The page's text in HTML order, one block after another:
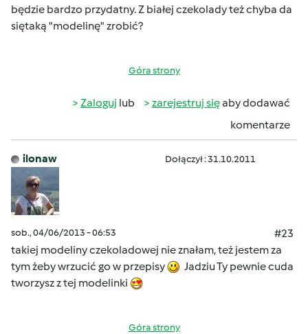
będzie bardzo przydatny. Z białej czekolady też chyba da
siętaką "modelinę" zrobić?
Góra strony
Zaloguj lub zarejestruj sięaby dodawać
komentarze
ilonaw Dołączył : 31.10.2011
sob., 04/06/2013 - 06:53
#23
takiej modeliny czekoladowej nie znałam, też jestem za
tym żeby wrzucić go w przepisy
Jadziu Ty pewnie cuda
tworzysz z tej modelinki
Góra strony